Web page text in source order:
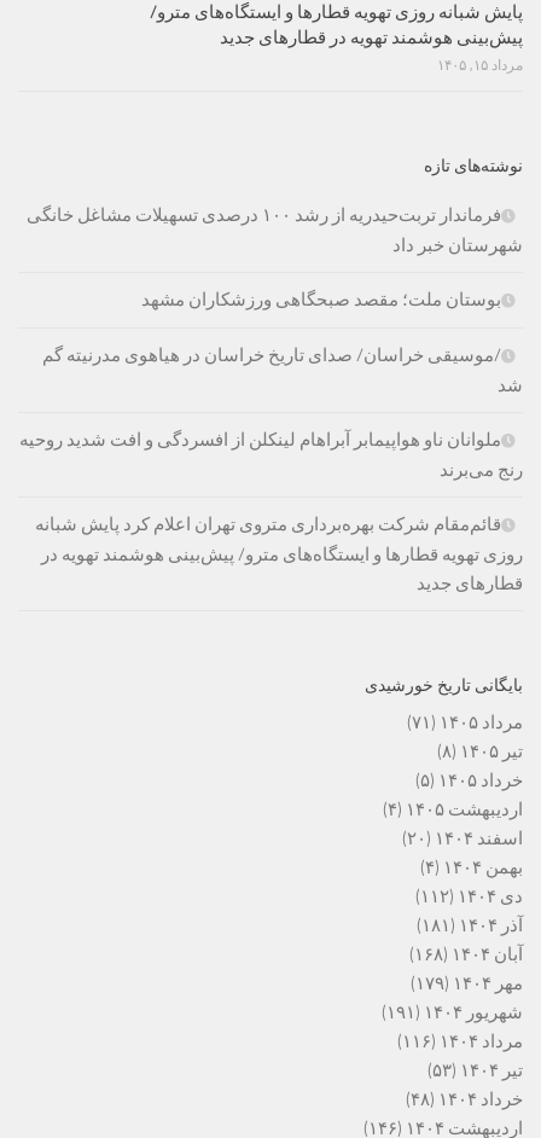
پایش شبانه روزی تهویه قطارها و ایستگاه‌های مترو/
پیش‌بینی هوشمند تهویه در قطارهای جدید
مرداد ۱۵, ۱۴۰۵
نوشته‌های تازه
فرماندار تربت‌حیدریه از رشد ۱۰۰ درصدی تسهیلات مشاغل خانگی
شهرستان خبر داد
بوستان ملت؛ مقصد صبحگاهی ورزشکاران مشهد
/موسیقی خراسان/ صدای تاریخ خراسان در هیاهوی مدرنیته گم
شد
ملوانان ناو هواپیمابر آبراهام لینکلن از افسردگی و افت شدید روحیه
رنج می‌برند
قائم‌مقام شرکت بهره‌برداری متروی تهران اعلام کرد پایش شبانه
روزی تهویه قطارها و ایستگاه‌های مترو/ پیش‌بینی هوشمند تهویه در
قطارهای جدید
بایگانی تاریخ خورشیدی
مرداد ۱۴۰۵
(۷۱)
تیر ۱۴۰۵
(۸)
خرداد ۱۴۰۵
(۵)
اردیبهشت ۱۴۰۵
(۴)
اسفند ۱۴۰۴
(۲۰)
بهمن ۱۴۰۴
(۴)
دی ۱۴۰۴
(۱۱۲)
آذر ۱۴۰۴
(۱۸۱)
آبان ۱۴۰۴
(۱۶۸)
مهر ۱۴۰۴
(۱۷۹)
شهریور ۱۴۰۴
(۱۹۱)
مرداد ۱۴۰۴
(۱۱۶)
تیر ۱۴۰۴
(۵۳)
خرداد ۱۴۰۴
(۴۸)
اردیبهشت ۱۴۰۴
(۱۴۶)